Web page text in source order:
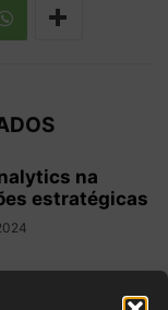
na
estratégicas
para